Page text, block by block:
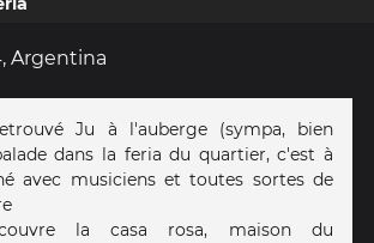
Argentina
Ju à l'auberge (sympa, bien
dans la feria du quartier, c'est à
avec musiciens et toutes sortes de
la casa rosa, maison du